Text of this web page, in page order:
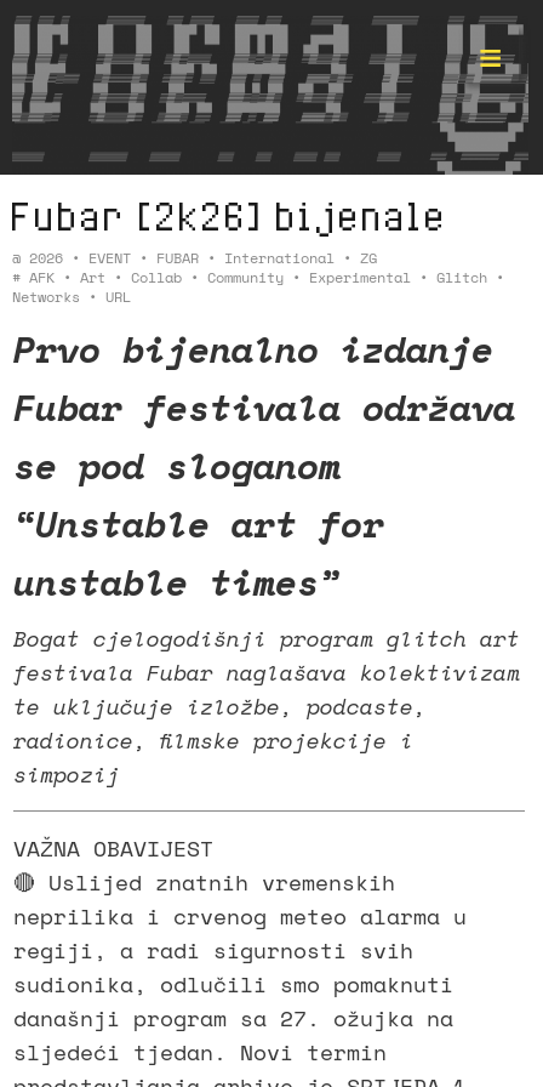
Format ©
Fubar [2k26] bijenale
@ 2026 • EVENT • FUBAR • International • ZG
# AFK • Art • Collab • Community • Experimental • Glitch •
Networks • URL
Prvo bijenalno izdanje
Fubar festivala održava
se pod sloganom
“Unstable art for
unstable times”
Bogat cjelogodišnji program glitch art
festivala Fubar naglašava kolektivizam
te uključuje izložbe, podcaste,
radionice, filmske projekcije i
simpozij
VAŽNA OBAVIJEST
🔴 Uslijed znatnih vremenskih
neprilika i crvenog meteo alarma u
regiji, a radi sigurnosti svih
sudionika, odlučili smo pomaknuti
današnji program sa 27. ožujka na
sljedeći tjedan. Novi termin